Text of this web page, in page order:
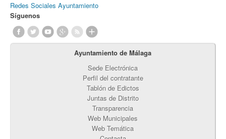
Redes Sociales Ayuntamiento
Síguenos
Ayuntamiento de Málaga
Sede Electrónica
Perfil del contratante
Tablón de Edictos
Juntas de Distrito
Transparencia
Web Municipales
Web Temática